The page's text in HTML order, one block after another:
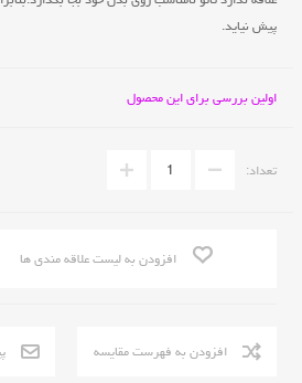
پیش نیاید.
اولین بررسی برای این محصول
تعداد:
افزودن به لیست علاقه مندی ها